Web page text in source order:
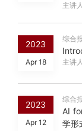
主讲
2023
Apr 18
综合
主讲
2023
Apr 12
综合
AI
学形